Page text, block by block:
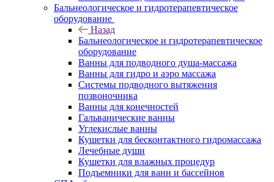
Бальнеологическое и гидротерапевтическое
оборудование
Назад
Бальнеологическое и гидротерапевтическое
оборудование
Ванны для подводного душа-массажа
Ванны для гидро и аэро массажа
Системы подводного вытяжения
позвоночника
Ванны для конечностей
Гальванические ванны
Углекислые ванны
Кушетки для бесконтактного гидромассажа
Лечебные души
Кушетки для влажных процедур
Подъемники для ванн и бассейнов